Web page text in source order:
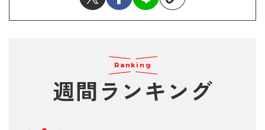
Ranking
週間ランキング